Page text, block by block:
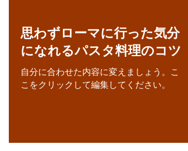
思わずローマに行った気分
になれるパスタ料理のコツ
自分に合わせた内容に変えましょう。こ
こをクリックして編集してください。